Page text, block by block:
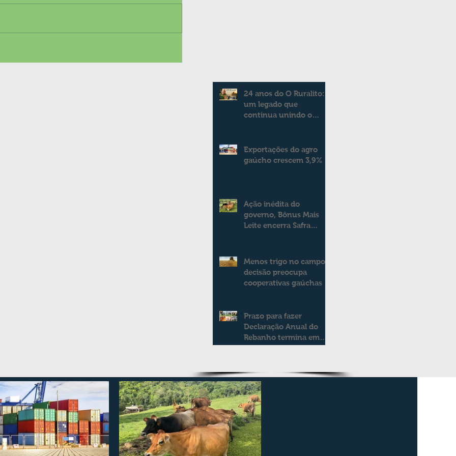
24 anos do O Ruralito:
um legado que
continua unindo o
Exportações do agro
gaúcho crescem 3,9%
Ação inédita do
governo, Bônus Mais
Leite encerra Safra
modelo de apoio aos
produtores de leite
Menos trigo no campo:
decisão preocupa
cooperativas gaúchas
Prazo para fazer
Declaração Anual do
Rebanho termina em
duas semanas